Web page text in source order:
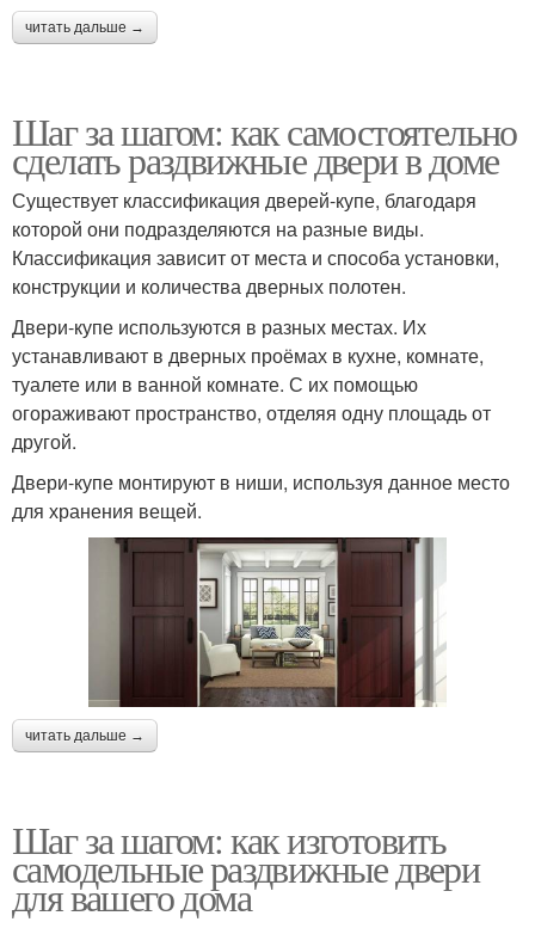
читать дальше →
Шаг за шагом: как самостоятельно
сделать раздвижные двери в доме
Существует классификация дверей-купе, благодаря
которой они подразделяются на разные виды.
Классификация зависит от места и способа установки,
конструкции и количества дверных полотен.
Двери-купе используются в разных местах. Их
устанавливают в дверных проёмах в кухне, комнате,
туалете или в ванной комнате. С их помощью
огораживают пространство, отделяя одну площадь от
другой.
Двери-купе монтируют в ниши, используя данное место
для хранения вещей.
читать дальше →
Шаг за шагом: как изготовить
самодельные раздвижные двери
для вашего дома